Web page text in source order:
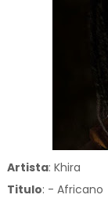
Artista: Khira
Titulo: - Africano